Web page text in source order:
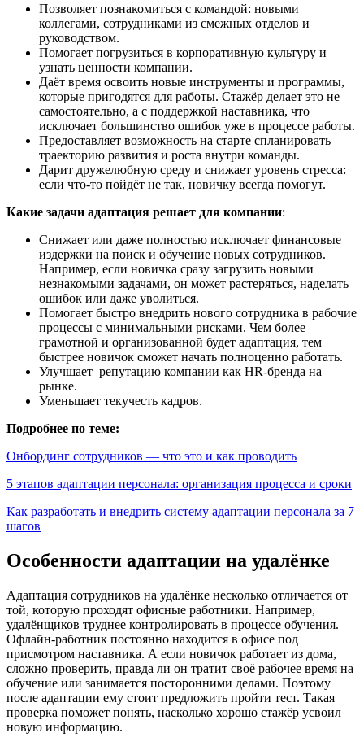
Позволяет познакомиться с командой: новыми
коллегами, сотрудниками из смежных отделов и
руководством.
Помогает погрузиться в корпоративную культуру и
узнать ценности компании.
Даёт время освоить новые инструменты и программы,
которые пригодятся для работы. Стажёр делает это не
самостоятельно, а с поддержкой наставника, что
исключает большинство ошибок уже в процессе работы.
Предоставляет возможность на старте спланировать
траекторию развития и роста внутри команды.
Дарит дружелюбную среду и снижает уровень стресса:
если что-то пойдёт не так, новичку всегда помогут.
Какие задачи адаптация решает для компании:
Снижает или даже полностью исключает финансовые
издержки на поиск и обучение новых сотрудников.
Например, если новичка сразу загрузить новыми
незнакомыми задачами, он может растеряться, наделать
ошибок или даже уволиться.
Помогает быстро внедрить нового сотрудника в рабочие
процессы с минимальными рисками. Чем более
грамотной и организованной будет адаптация, тем
быстрее новичок сможет начать полноценно работать.
Улучшает репутацию компании как HR-бренда на
рынке.
Уменьшает текучесть кадров.
Подробнее по теме:
Онбординг сотрудников — что это и как проводить
5 этапов адаптации персонала: организация процесса и сроки
Как разработать и внедрить систему адаптации персонала за 7
шагов
Особенности адаптации на удалёнке
Адаптация сотрудников на удалёнке несколько отличается от
той, которую проходят офисные работники. Например,
удалёнщиков труднее контролировать в процессе обучения.
Офлайн-работник постоянно находится в офисе под
присмотром наставника. А если новичок работает из дома,
сложно проверить, правда ли он тратит своё рабочее время на
обучение или занимается посторонними делами. Поэтому
после адаптации ему стоит предложить пройти тест. Такая
проверка поможет понять, насколько хорошо стажёр усвоил
новую информацию.